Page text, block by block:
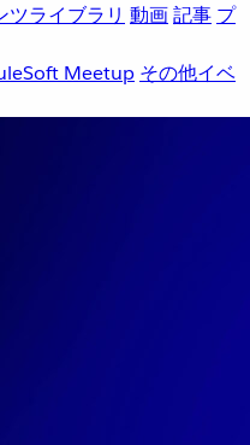
ツライブラリ 動画記事 プ
Meetup その他イベ